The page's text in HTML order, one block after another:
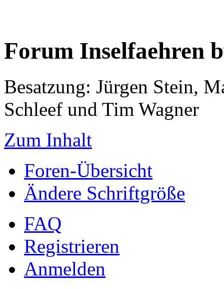
Forum Inselfaehren
Besatzung: Jürgen Stein,
Schleef und Tim Wagner
Zum Inhalt
Foren-Übersicht
Ändere Schriftgröße
FAQ
Registrieren
Anmelden